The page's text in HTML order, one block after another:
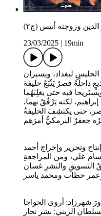
وزوجته أنيس (ج٢)
23/03/2025
19min
لبغداد، ويسيران
داخلَهُ قصرٌ يَتْبَعُ خليفةَ
فيه حتى يغلِبَهُما
لكنه يَرْفُقُ بهما،
حتى يكتشِفَ الخليفةُ
وتحرير وإخراج أحمد
علي، ومن المراجعةِ
التسويقِ والنشرِ غسان